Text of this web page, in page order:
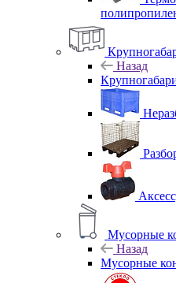
Назад
Мусорные
Назад
Мусорные